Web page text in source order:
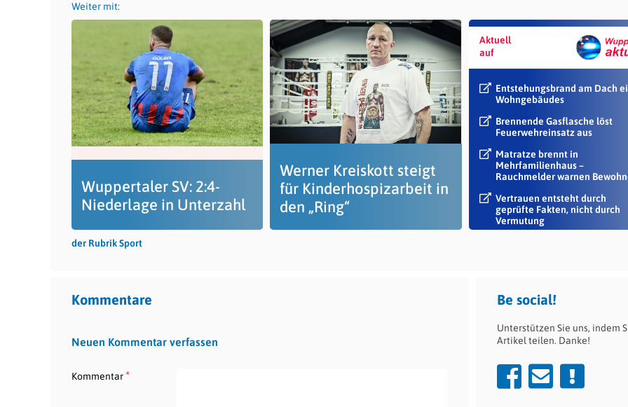
Weiter mit:
Wuppertaler SV: 2:4-
Niederlage in Unterzahl
Werner Kreiskott steigt
für Kinderhospizarbeit in
den „Ring“
Aktuell
auf
Entstehungsbrand am Dach
Wohngebäudes
Brennende Gasflasche löst
Feuerwehreinsatz aus
Matratze brennt in
Mehrfamilienhaus –
Rauchmelder warnen
Vertrauen entsteht durch
geprüfte Fakten, nicht durch
Vermutung
der Rubrik Sport
Kommentare
Neuen Kommentar verfassen
Kommentar*
Be social!
Unterstützen Sie uns, indem
Artikel teilen. Danke!